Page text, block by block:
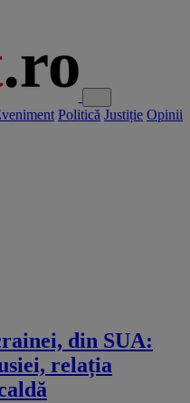
Politică Justiție Opinii
din SUA:
relația